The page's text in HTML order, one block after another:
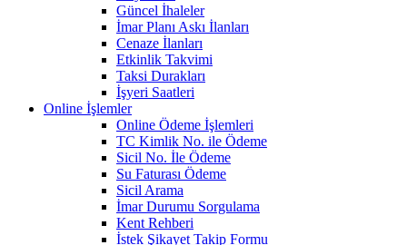
Güncel İhaleler
İmar Planı Askı İlanları
Cenaze İlanları
Etkinlik Takvimi
Taksi Durakları
İşyeri Saatleri
Online İşlemler
Online Ödeme İşlemleri
TC Kimlik No. ile Ödeme
Sicil No. İle Ödeme
Su Faturası Ödeme
Sicil Arama
İmar Durumu Sorgulama
Kent Rehberi
İstek Şikayet Takip Formu